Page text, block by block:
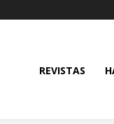
REVISTAS